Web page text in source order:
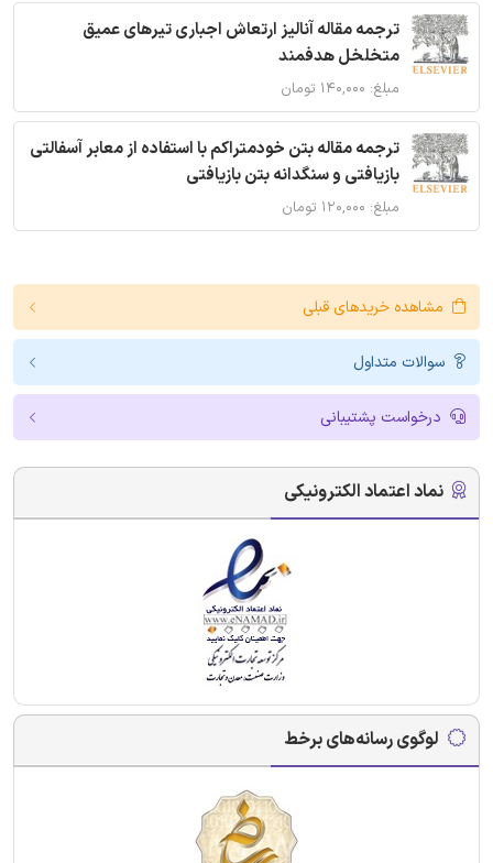
ترجمه مقاله آنالیز ارتعاش اجباری تیرهای عمیق
متخلخل هدفمند
مبلغ: ۱۴۰,۰۰۰ تومان
ترجمه مقاله بتن خودمتراکم با استفاده از معابر آسفالتی
بازیافتی و سنگدانه بتن بازیافتی
مبلغ: ۱۲۰,۰۰۰ تومان
مشاهده خریدهای قبلی
سوالات متداول
درخواست پشتیبانی
نماد اعتماد الکترونیکی
لوگوی رسانه‌های برخط